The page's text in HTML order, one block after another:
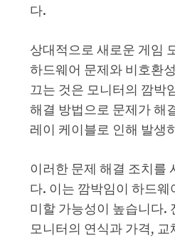
다.
상대적으로 새로운 게임
하드웨어 문제와 비호환
끄는 것은 모니터의 깜박
해결 방법으로 문제가 해
레이 케이블로 인해 발생
이러한 문제 해결 조치를
다. 이는 깜박임이 하드
미할 가능성이 높습니다.
모니터의 연식과 가격,